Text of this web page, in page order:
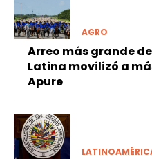
AGRO
Arreo más grande
Latina movilizó a
Apure